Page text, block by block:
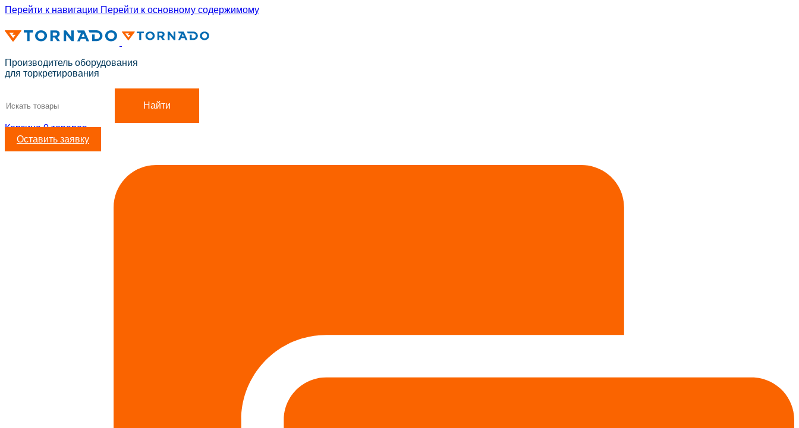
Перейти к навигации Перейти к основному содержимому
Производитель оборудования
для торкретирования
Найти
Корзина0товаров
Оставить заявку